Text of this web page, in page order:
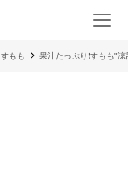
すもも 果汁たっぷり❗️すもも"